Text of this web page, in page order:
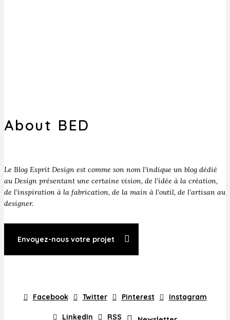
About BED
Le Blog Esprit Design est comme son nom l’indique un blog dédié
au Design présentant une certaine vision, de l’idée à la création,
de l’inspiration à la fabrication, de la main à l’outil, de l’artisan au
designer.
Envoyez-nous votre projet
Facebook Twitter Pinterest Instagram
LinkedIn RSS